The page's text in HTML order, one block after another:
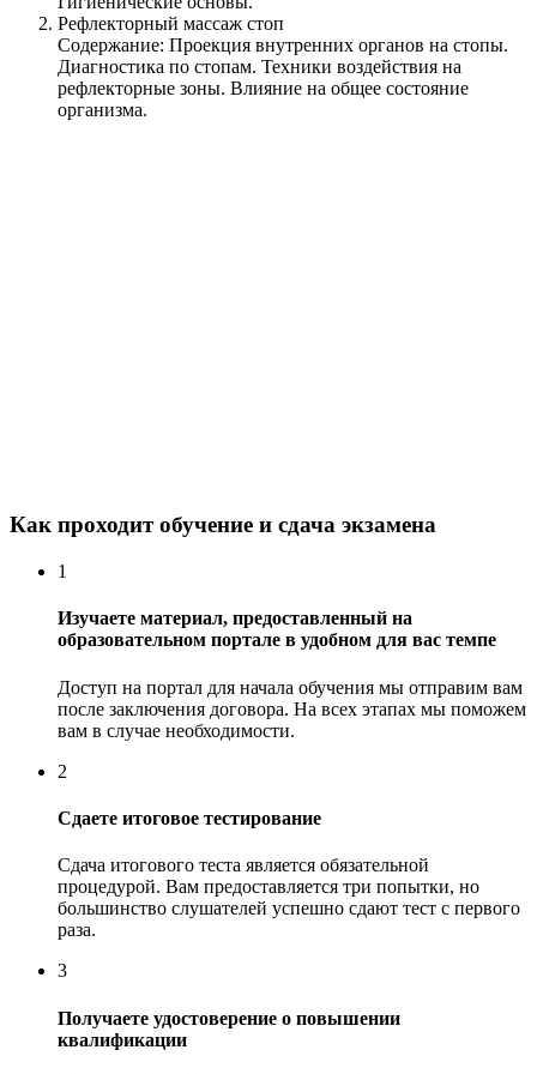
Рефлекторный массаж стоп
Содержание: Проекция внутренних органов на стопы.
Диагностика по стопам. Техники воздействия на
рефлекторные зоны. Влияние на общее состояние
организма.
Как проходит обучение и сдача экзамена
1
Изучаете материал, предоставленный на
образовательном портале в удобном для вас темпе
Доступ на портал для начала обучения мы отправим вам
после заключения договора. На всех этапах мы поможем
вам в случае необходимости.
2
Сдаете итоговое тестирование
Сдача итогового теста является обязательной
процедурой. Вам предоставляется три попытки, но
большинство слушателей успешно сдают тест с первого
раза.
3
Получаете удостоверение о повышении
квалификации